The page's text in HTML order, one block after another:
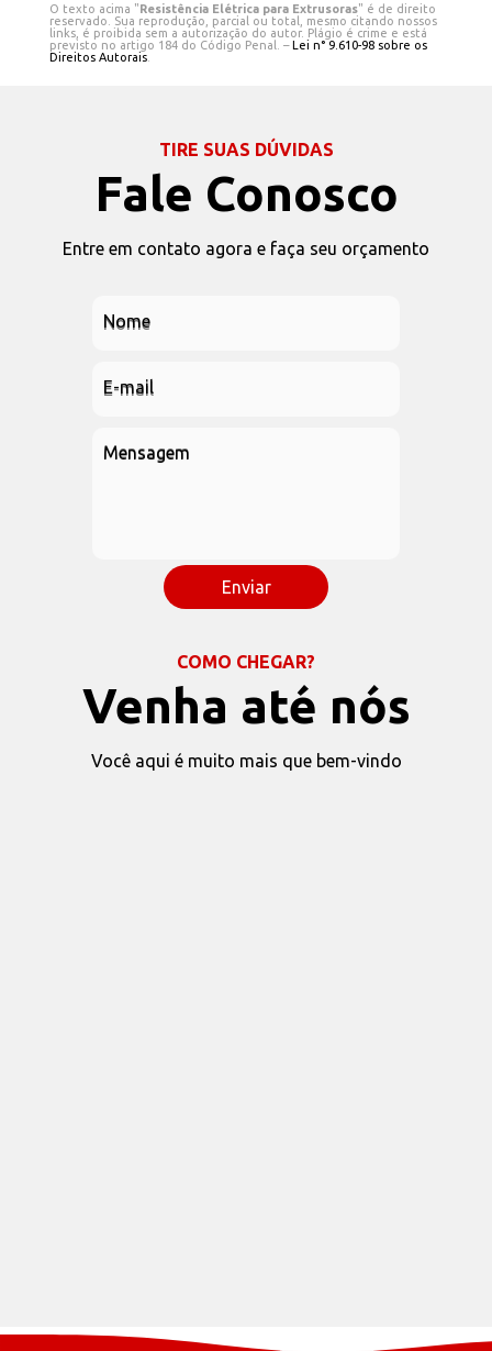
O texto acima "Resistência Elétrica para Extrusoras" é de direito
reservado. Sua reprodução, parcial ou total, mesmo citando nossos
links, é proibida sem a autorização do autor. Plágio é crime e está
previsto no artigo 184 do Código Penal. –Lei n° 9.610-98 sobre os
Direitos Autorais.
TIRE SUAS DÚVIDAS
Fale Conosco
Entre em contato agora e faça seu orçamento
Nome
E-mail
Mensagem
COMO CHEGAR?
Venha até nós
Você aqui é muito mais que bem-vindo